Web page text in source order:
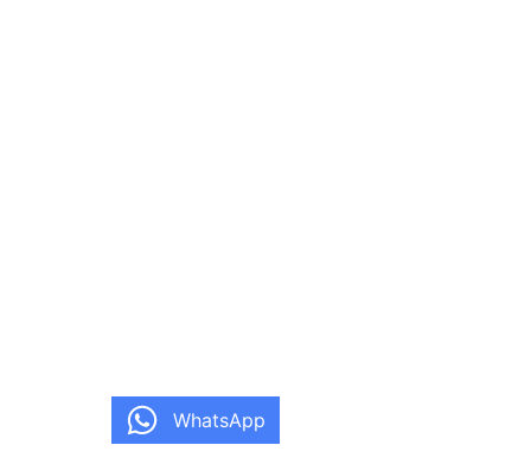
WhatsApp